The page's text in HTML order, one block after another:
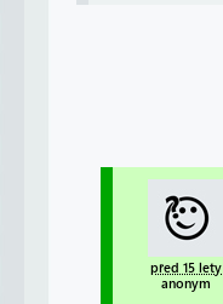
před 15 lety
anonym